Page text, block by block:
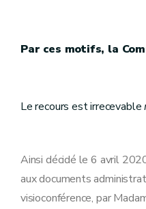
Par ces motifs, la
Le recours est irrecevable
Ainsi décidé le 6 avril
aux documents
visioconférence, par